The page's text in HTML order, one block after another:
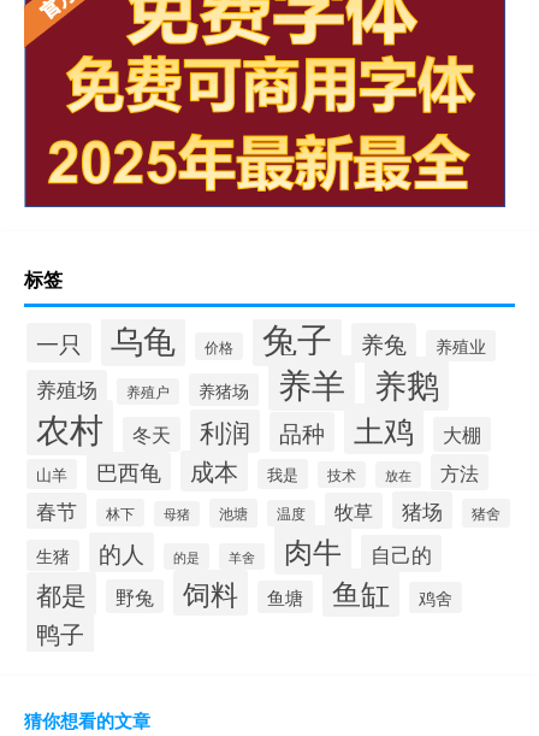
标签
一只 乌龟 价格 兔子 养兔 养殖业
养殖场 养殖户 养猪场 养羊 养鹅
农村 冬天 利润 品种 土鸡 大棚
山羊 巴西龟 成本 我是 技术 放在
方法
春节
林下 母猪 池塘 温度 牧草 猪场 猪舍
生猪 的人 的是 羊舍 肉牛 自己的
都是 野兔 饲料 鱼塘 鱼缸 鸡舍
鸭子
猜你想看的文章